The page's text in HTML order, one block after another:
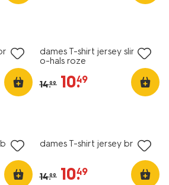
dames T-shirt jersey slim fit
o-hals roze
14.99 10.
49
roze dames T-shirt jersey bruin
14.99 10.
49